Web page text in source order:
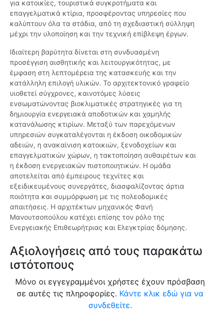
για κατοικίες, τουριστικά συγκροτήματα και
επαγγελματικά κτίρια, προσφέροντας υπηρεσίες που
καλύπτουν όλα τα στάδια, από τη σχεδιαστική σύλληψη
μέχρι την υλοποίηση και την τεχνική επίβλεψη έργων.
Ιδιαίτερη βαρύτητα δίνεται στη συνδυασμένη
προσέγγιση αισθητικής και λειτουργικότητας, με
έμφαση στη λεπτομέρεια της κατασκευής και την
κατάλληλη επιλογή υλικών. Το αρχιτεκτονικό γραφείο
υιοθετεί σύγχρονες, καινοτόμες λύσεις
ενσωματώνοντας βιοκλιματικές στρατηγικές για τη
δημιουργία ενεργειακά αποδοτικών και χαμηλής
κατανάλωσης κτιρίων. Μεταξύ των παρεχόμενων
υπηρεσιών συγκαταλέγονται η έκδοση οικοδομικών
αδειών, η ανακαίνιση κατοικιών, ξενοδοχείων και
επαγγελματικών χώρων, η τακτοποίηση αυθαιρέτων και
η έκδοση ενεργειακών πιστοποιητικών. Η ομάδα
αποτελείται από έμπειρους τεχνίτες και
εξειδικευμένους συνεργάτες, διασφαλίζοντας άρτια
ποιότητα και συμμόρφωση με τις πολεοδομικές
απαιτήσεις. Η αρχιτέκτων μηχανικός Φανή
Μανουτσοπούλου κατέχει επίσης τον ρόλο της
Ενεργειακής Επιθεωρήτριας και Ελεγκτρίας δόμησης.
Αξιολογήσεις από τους παρακάτω
ιστότοπους
Μόνο οι εγγεγραμμένοι χρήστες έχουν πρόσβαση
σε αυτές τις πληροφορίες. Κάντε κλικ εδώ για να
συνδεθείτε.